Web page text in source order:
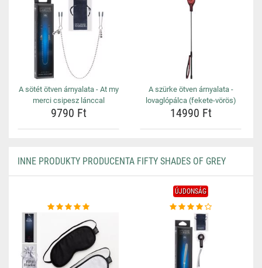
A sötét ötven árnyalata - At my
merci csipesz lánccal
9790 Ft
A szürke ötven árnyalata -
lovaglópálca (fekete-vörös)
14990 Ft
INNE PRODUKTY PRODUCENTA FIFTY SHADES OF GREY
ÚJDONSÁG